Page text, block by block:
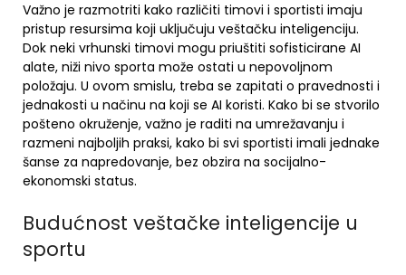
Važno je razmotriti kako različiti timovi i sportisti imaju
pristup resursima koji uključuju veštačku inteligenciju.
Dok neki vrhunski timovi mogu priuštiti sofisticirane AI
alate, niži nivo sporta može ostati u nepovoljnom
položaju. U ovom smislu, treba se zapitati o pravednosti i
jednakosti u načinu na koji se AI koristi. Kako bi se stvorilo
pošteno okruženje, važno je raditi na umrežavanju i
razmeni najboljih praksi, kako bi svi sportisti imali jednake
šanse za napredovanje, bez obzira na socijalno-
ekonomski status.
Budućnost veštačke inteligencije u
sportu